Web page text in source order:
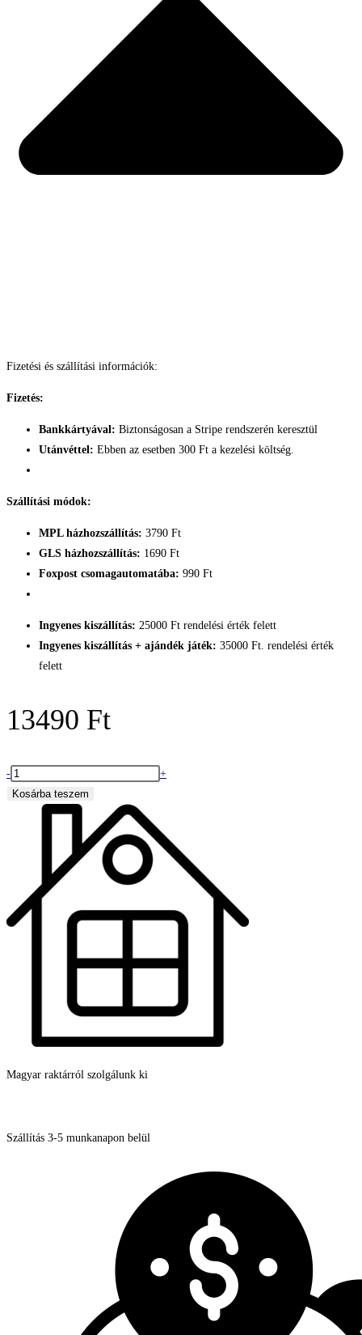
Fizetési és szállítási információk:
Fizetés:
Bankkártyával: Biztonságosan a Stripe rendszerén keresztül
Utánvéttel: Ebben az esetben 300 Ft a kezelési költség.
Szállítási módok:
MPL házhozszállítás: 3790 Ft
GLS házhozszállítás: 1690 Ft
Foxpost csomagautomatába: 990 Ft
Ingyenes kiszállítás: 25000 Ft rendelési érték felett
Ingyenes kiszállítás + ajándék játék: 35000 Ft. rendelési érték
felett
13490 Ft
Minecraft-
stílusú
világa
-
+
Kosárba teszem
Magyar raktárról szolgálunk ki
Szállítás 3-5 munkanapon belül